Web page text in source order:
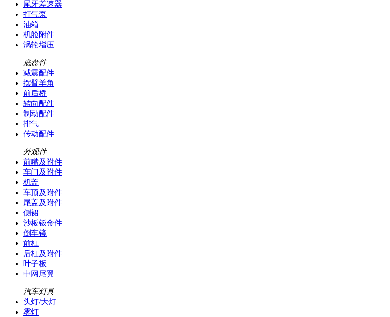
尾牙差速器
打气泵
油箱
机舱附件
涡轮增压
底盘件
减震配件
摆臂羊角
前后桥
转向配件
制动配件
排气
传动配件
外观件
前嘴及附件
车门及附件
机盖
车顶及附件
尾盖及附件
侧裙
沙板钣金件
倒车镜
前杠
后杠及附件
叶子板
中网尾翼
汽车灯具
头灯/大灯
雾灯